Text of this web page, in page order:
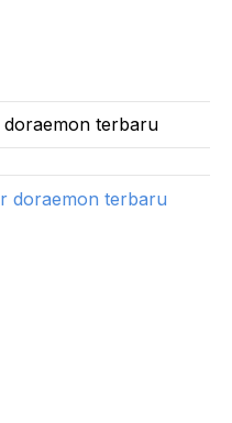
terbaru